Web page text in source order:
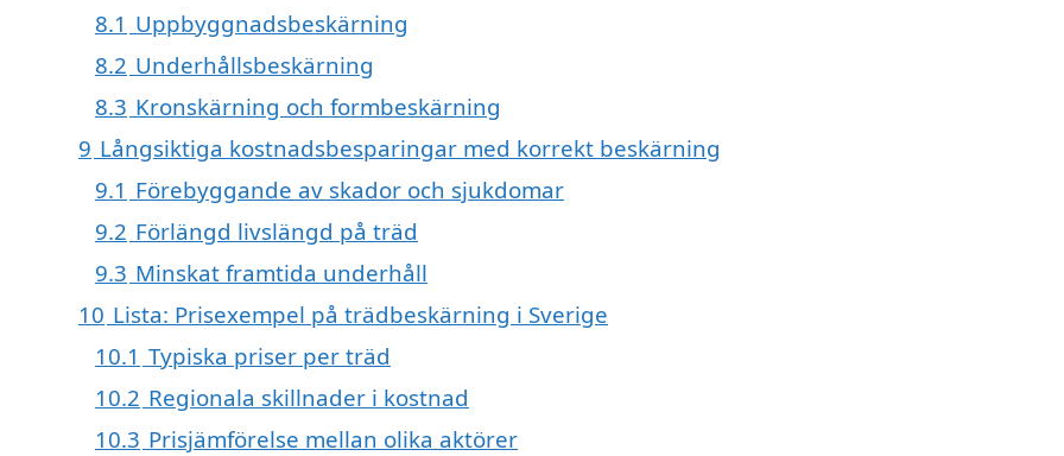
8.1 Uppbyggnadsbeskärning
8.2 Underhållsbeskärning
8.3 Kronskärning och formbeskärning
9 Långsiktiga kostnadsbesparingar med korrekt beskärning
9.1 Förebyggande av skador och sjukdomar
9.2 Förlängd livslängd på träd
9.3 Minskat framtida underhåll
10 Lista: Prisexempel på trädbeskärning i Sverige
10.1 Typiska priser per träd
10.2 Regionala skillnader i kostnad
10.3 Prisjämförelse mellan olika aktörer